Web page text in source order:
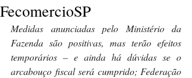
FecomercioSP
Medidas anunciadas pelo Ministério da
Fazenda são positivas, mas terão efeitos
temporários – e ainda há dúvidas se o
arcabouço fiscal será cumprido; Federação